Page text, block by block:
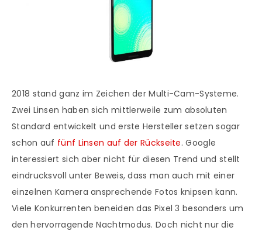
2018 stand ganz im Zeichen der Multi-Cam-Systeme.
Zwei Linsen haben sich mittlerweile zum absoluten
Standard entwickelt und erste Hersteller setzen sogar
schon auf fünf Linsen auf der Rückseite. Google
interessiert sich aber nicht für diesen Trend und stellt
eindrucksvoll unter Beweis, dass man auch mit einer
einzelnen Kamera ansprechende Fotos knipsen kann.
Viele Konkurrenten beneiden das Pixel 3 besonders um
den hervorragende Nachtmodus. Doch nicht nur die